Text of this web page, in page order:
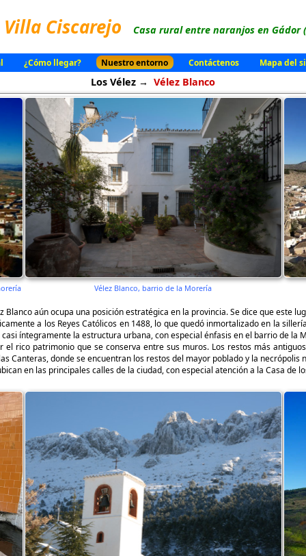
Villa Ciscarejo Casa rural entre naranjos en Gádor
¿Cómo llegar? Nuestro entorno Contáctenos Mapa del
Los Vélez → Vélez Blanco
Vélez Blanco, barrio de la Morería
aún ocupa una posición estratégica en la provincia. Se dice que este
a los Reyes Católicos en 1488, lo que quedó inmortalizado en la
íntegramente la estructura urbana, con especial énfasis en el barrio de la
rico patrimonio que se conserva entre sus muros. Los restos más
Canteras, donde se encuentran los restos del mayor poblado y la necrópolis
en las principales calles de la ciudad, con especial atención a la Casa de